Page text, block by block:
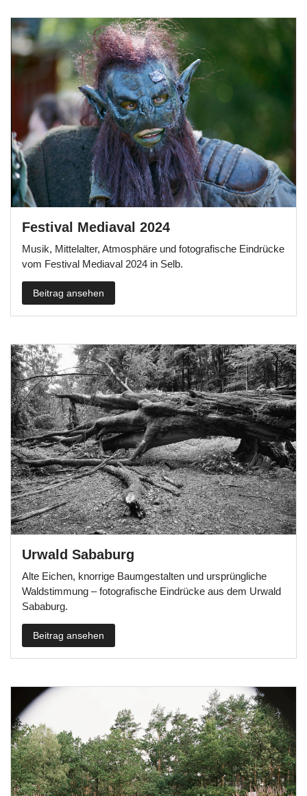
Festival Mediaval 2024
Musik, Mittelalter, Atmosphäre und fotografische Eindrücke
vom Festival Mediaval 2024 in Selb.
Beitrag ansehen
Urwald Sababurg
Alte Eichen, knorrige Baumgestalten und ursprüngliche
Waldstimmung – fotografische Eindrücke aus dem Urwald
Sababurg.
Beitrag ansehen